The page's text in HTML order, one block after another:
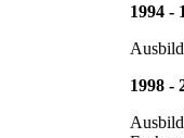
1994 -
1998 -